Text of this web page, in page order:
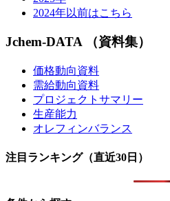
2024年以前はこちら
Jchem-DATA （資料集）
価格動向資料
需給動向資料
プロジェクトサマリー
生産能力
オレフィンバランス
注目ランキング（直近30日）